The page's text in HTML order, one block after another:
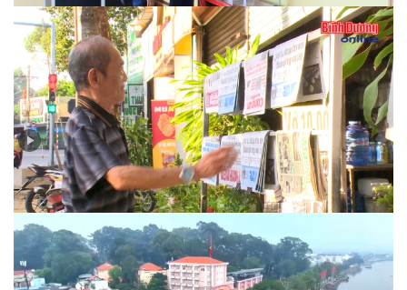
Nhịp sống báo in thời công nghệ số